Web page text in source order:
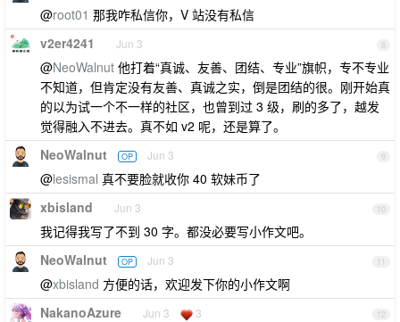
@root01 那我咋私信你，V 站没有私信
8
v2er4241 Jun 3
@NeoWalnut 他打着“真诚、友善、团结、专业”旗帜，专不专业
不知道，但肯定没有友善、真诚之实，倒是团结的很。刚开始真
的以为试一个不一样的社区，也曾到过 3 级，刷的多了，越发
觉得融入不进去。真不如 v2 呢，还是算了。
9
NeoWalnut OP Jun 3
@lesismal 真不要脸就收你 40 软妹币了
10
xbisland Jun 3
我记得我写了不到 30 字。都没必要写小作文吧。
11
NeoWalnut OP Jun 3
@xbisland 方便的话，欢迎发下你的小作文啊
12
NakanoAzure Jun 3 3